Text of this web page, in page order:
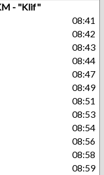
- "Klif"
08:41
08:42
08:43
08:44
08:47
08:49
08:51
08:53
08:54
08:56
08:58
08:59